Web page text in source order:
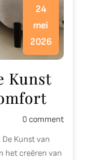
24
mei
2026
Kunst
0 comment
Kunst van
het creëren van